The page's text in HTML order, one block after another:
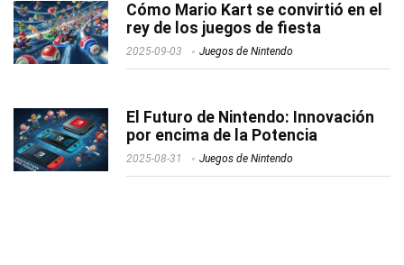
Cómo Mario Kart se convirtió en el
rey de los juegos de fiesta
2025-09-03 Juegos de Nintendo
El Futuro de Nintendo: Innovación
por encima de la Potencia
2025-08-31 Juegos de Nintendo